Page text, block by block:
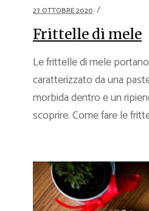
27 OTTOBRE 2020
Frittelle di mele
Le frittelle di mele
caratterizzato da una
morbida dentro e un
scoprire. Come fare le